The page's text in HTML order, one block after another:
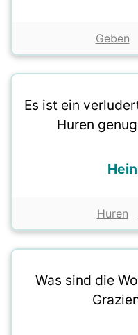
Geben
Es ist ein
Huren
Huren
Was sind die